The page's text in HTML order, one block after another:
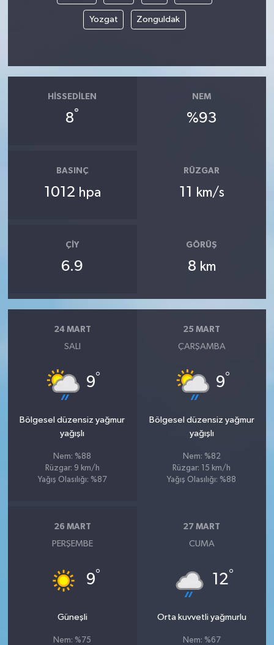
Yozgat Zonguldak
HISSEDILEN
8°
NEM
%93
BASINÇ
1012 hpa
RÜZGAR
11 km/s
ÇIY
6.9
GÖRÜŞ
8 km
24 MART
SALI
9°
Bölgesel düzensiz yağmur
yağışlı
Nem: %88
Rüzgar: 9 km/h
Yağış Olasılığı: %87
25 MART
ÇARŞAMBA
9°
Bölgesel düzensiz yağmur
yağışlı
Nem: %82
Rüzgar: 15 km/h
Yağış Olasılığı: %88
26 MART
PERŞEMBE
9°
Güneşli
Nem: %75
27 MART
CUMA
12°
Orta kuvvetli yağmurlu
Nem: %67